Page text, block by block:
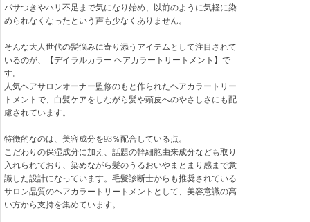
パサつきやハリ不足まで気になり始め、以前のように気軽に染
められなくなったという声も少なくありません。
そんな大人世代の髪悩みに寄り添うアイテムとして注目されて
いるのが、【デイラルカラー ヘアカラートリートメント】で
す。
人気ヘアサロンオーナー監修のもと作られたヘアカラートリー
トメントで、白髪ケアをしながら髪や頭皮へのやさしさにも配
慮されています。
特徴的なのは、美容成分を93％配合している点。
こだわりの保湿成分に加え、話題の幹細胞由来成分なども取り
入れられており、染めながら髪のうるおいやまとまり感まで意
識した設計になっています。毛髪診断士からも推奨されている
サロン品質のヘアカラートリートメントとして、美容意識の高
い方から支持を集めています。